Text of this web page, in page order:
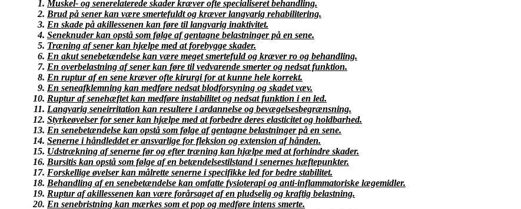
Muskel- og senerelaterede skader kræver ofte specialiseret behandling.
Brud på sener kan være smertefuldt og kræver langvarig rehabilitering.
En skade på akillessenen kan føre til langvarig inaktivitet.
Seneknuder kan opstå som følge af gentagne belastninger på en sene.
Træning af sener kan hjælpe med at forebygge skader.
En akut senebetændelse kan være meget smertefuld og kræver ro og behandling.
En overbelastning af sener kan føre til vedvarende smerter og nedsat funktion.
En ruptur af en sene kræver ofte kirurgi for at kunne hele korrekt.
En seneafklemning kan medføre nedsat blodforsyning og skadet væv.
Ruptur af senehæftet kan medføre instabilitet og nedsat funktion i en led.
Langvarig seneirritation kan resultere i ardannelse og bevægelsesbegrænsning.
Styrkeøvelser for sener kan hjælpe med at forbedre deres elasticitet og holdbarhed.
En senebetændelse kan opstå som følge af gentagne belastninger på en sene.
Senerne i håndleddet er ansvarlige for fleksion og extension af hånden.
Udstrækning af senerne før og efter træning kan hjælpe med at forhindre skader.
Bursitis kan opstå som følge af en betændelsestilstand i senernes hæftepunkter.
Forskellige øvelser kan målrette senerne i specifikke led for bedre stabilitet.
Behandling af en senebetændelse kan omfatte fysioterapi og anti-inflammatoriske lægemidler.
Ruptur af akillessenen kan være forårsaget af en pludselig og kraftig belastning.
En senebristning kan mærkes som et pop og medføre intens smerte.